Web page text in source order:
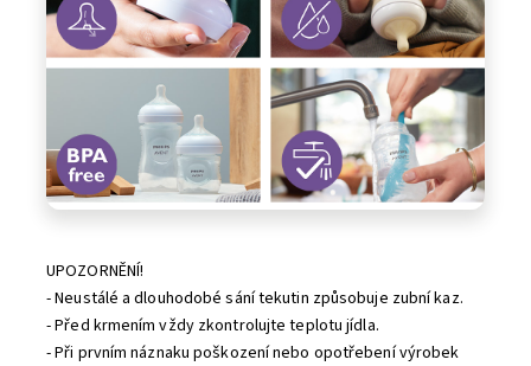
UPOZORNĚNÍ!
- Neustálé a dlouhodobé sání tekutin způsobuje zubní kaz.
- Před krmením vždy zkontrolujte teplotu jídla.
- Při prvním náznaku poškození nebo opotřebení výrobek